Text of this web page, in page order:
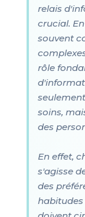
relais
crucial.
souvent
rôle
soins,
des
En effet,
s'agisse
des